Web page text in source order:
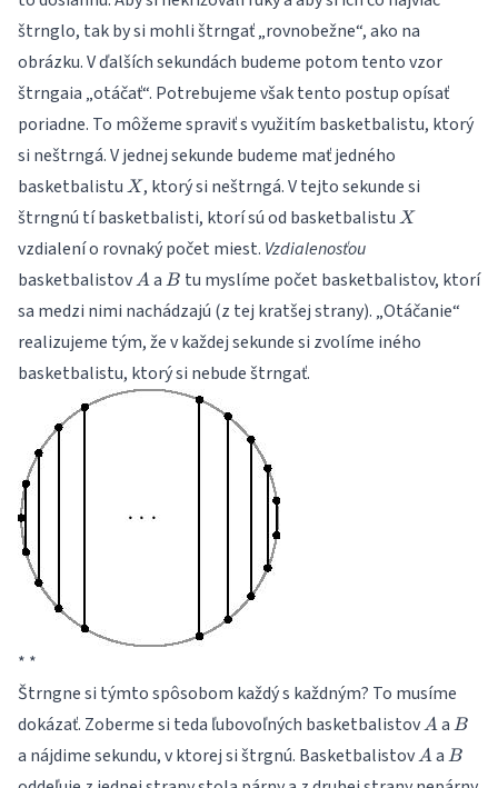
štrnglo, tak by si mohli štrngať „rovnobežne“, ako na
obrázku. V ďalších sekundách budeme potom tento vzor
štrngaia „otáčať“. Potrebujeme však tento postup opísať
poriadne. To môžeme spraviť s využitím basketbalistu, ktorý
si neštrngá. V jednej sekunde budeme mať jedného
basketbalistu X
X, ktorý si neštrngá. V tejto sekunde si
štrngnú tí basketbalisti, ktorí sú od basketbalistu X
X
vzdialení o rovnaký počet miest. Vzdialenosťou
basketbalistov A
Aa B
B tu myslíme počet basketbalistov, ktorí
sa medzi nimi nachádzajú (z tej kratšej strany). „Otáčanie“
realizujeme tým, že v každej sekunde si zvolíme iného
basketbalistu, ktorý si nebude štrngať.
* *
Štrngne si týmto spôsobom každý s každným? To musíme
dokázať. Zoberme si teda ľubovoľných basketbalistov A
Aa B
B
a nájdime sekundu, v ktorej si štrgnú. Basketbalistov A
Aa B
B